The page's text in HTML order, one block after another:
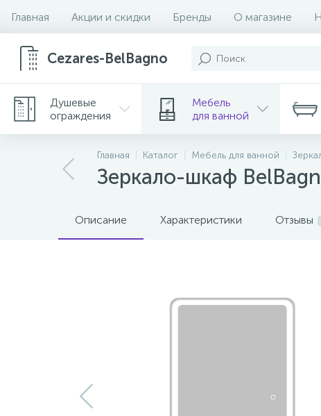
Главная Акции и скидки Бренды О магазине
Cezares-BelBagno
Душевые
ограждения
Мебель
для ванной
Главная Каталог Мебель для ванной
Зеркало-шкаф
Описание Характеристики Отзывы